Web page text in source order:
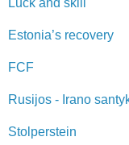
Luck and skill
Estonia’s recovery
FCF
Rusijos - Irano
Stolperstein